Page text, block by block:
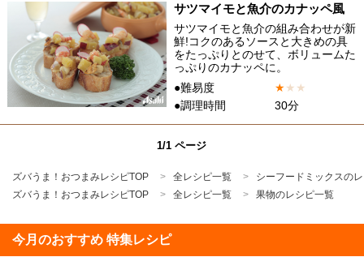
サツマイモと魚介のカナッペ風
サツマイモと魚介の組み合わせが新
鮮!コクのあるソースと大きめの具
をたっぷりとのせて、ボリュームた
っぷりのカナッペに。
●難易度
★★ ★
●調理時間
30分
1/1 ページ
ズバうま！おつまみレシピTOP 全レシピ一覧
シーフードミックスの
ズバうま！おつまみレシピTOP
全レシピ一覧 果物のレシピ一覧
今月のおすすめ 特集レシピ